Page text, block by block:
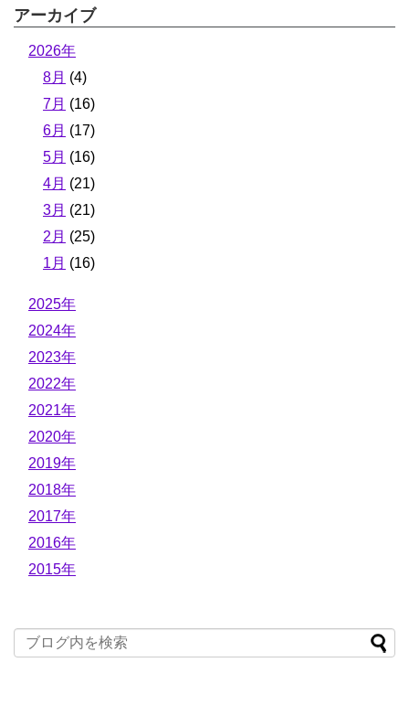
アーカイブ
2026年
8月 (4)
7月 (16)
6月 (17)
5月 (16)
4月 (21)
3月 (21)
2月 (25)
1月 (16)
2025年
2024年
2023年
2022年
2021年
2020年
2019年
2018年
2017年
2016年
2015年